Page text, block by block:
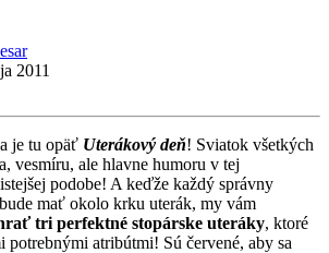
2011
je tu opäť Uterákový deň! Sviatok všetkých
vesmíru, ale hlavne humoru v tej
podobe! A keďže každý správny
mať okolo krku uterák, my vám
tri perfektné stopárske uteráky, ktoré
potrebnými atribútmi! Sú červené, aby sa